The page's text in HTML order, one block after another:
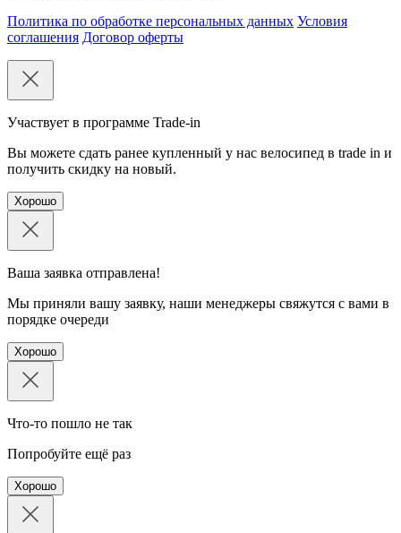
Политика по обработке персональных данных Условия
соглашения Договор оферты
Участвует в программе Trade-in
Вы можете сдать ранее купленный у нас велосипед в trade in и
получить скидку на новый.
Хорошо
Ваша заявка отправлена!
Мы приняли вашу заявку, наши менеджеры свяжутся с вами в
порядке очереди
Хорошо
Что-то пошло не так
Попробуйте ещё раз
Хорошо